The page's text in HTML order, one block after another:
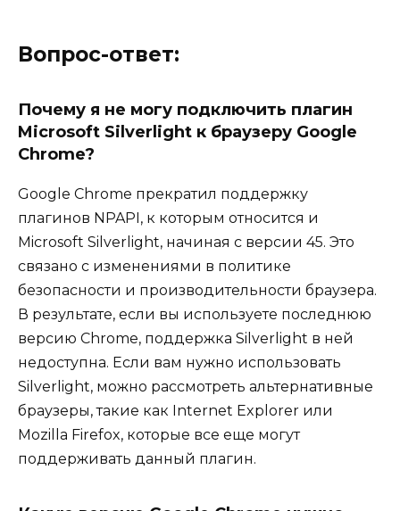
Вопрос-ответ:
Почему я не могу подключить плагин
Microsoft Silverlight к браузеру Google
Chrome?
Google Chrome прекратил поддержку
плагинов NPAPI, к которым относится и
Microsoft Silverlight, начиная с версии 45. Это
связано с изменениями в политике
безопасности и производительности браузера.
В результате, если вы используете последнюю
версию Chrome, поддержка Silverlight в ней
недоступна. Если вам нужно использовать
Silverlight, можно рассмотреть альтернативные
браузеры, такие как Internet Explorer или
Mozilla Firefox, которые все еще могут
поддерживать данный плагин.